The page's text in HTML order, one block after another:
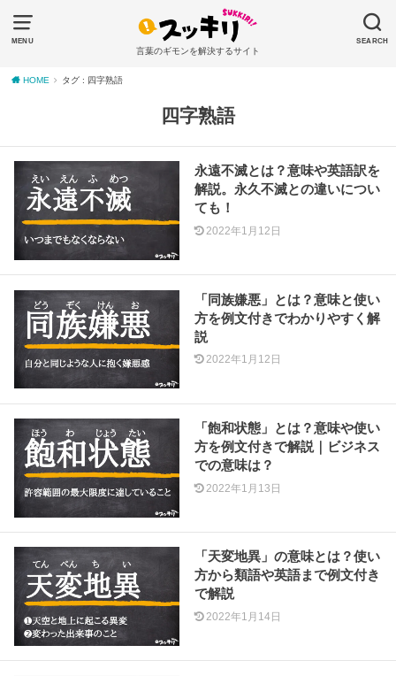
MENU SEARCH
言葉のギモンを解決するサイト
HOME タグ : 四字熟語
四字熟語
永遠不滅とは？意味や英語訳を
解説。永久不滅との違いについ
ても！
2022年1月12日
「同族嫌悪」とは？意味と使い
方を例文付きでわかりやすく解
説
2022年1月12日
「飽和状態」とは？意味や使い
方を例文付きで解説｜ビジネス
での意味は？
2022年1月13日
「天変地異」の意味とは？使い
方から類語や英語まで例文付き
で解説
2022年1月14日